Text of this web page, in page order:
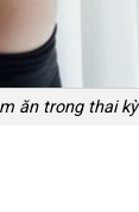
ăn trong thai kỳ